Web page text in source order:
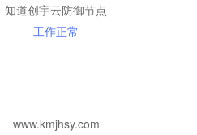
知道创宇云防御节点
工作正常
www.kmjhsy.com